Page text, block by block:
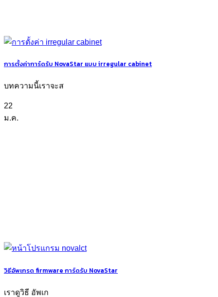
การตั้งค่าการ์ดรับ NovaStar แบบ irregular cabinet
บทความนี้เราจะส
22
ม.ค.
วิธีอัพเกรด firmware การ์ดรับ NovaStar
เราดูวิธี อัพเก